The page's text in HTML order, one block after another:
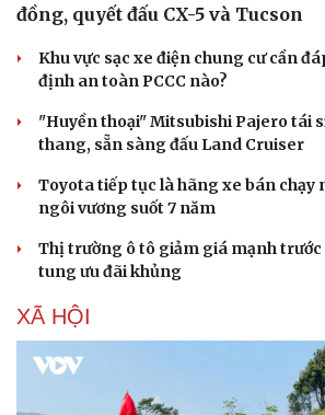
đồng, quyết đấu CX-5 và Tucson
Khu vực sạc xe điện chung cư cần
định an toàn PCCC nào?
"Huyền thoại" Mitsubishi Pajero tái
thang, sẵn sàng đấu Land Cruiser
Toyota tiếp tục là hãng xe bán chạy
ngôi vương suốt 7 năm
Thị trường ô tô giảm giá mạnh trước
tung ưu đãi khủng
XÃ HỘI